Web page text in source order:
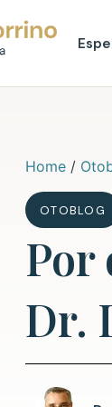
Home /
OTOBLOG
Por
Dr.